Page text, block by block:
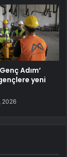
Adım’
yeni
2026